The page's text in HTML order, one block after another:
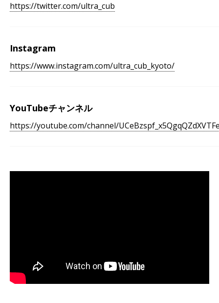
https://twitter.com/ultra_cub
Instagram
https://www.instagram.com/ultra_cub_kyoto/
YouTubeチャンネル
https://youtube.com/channel/